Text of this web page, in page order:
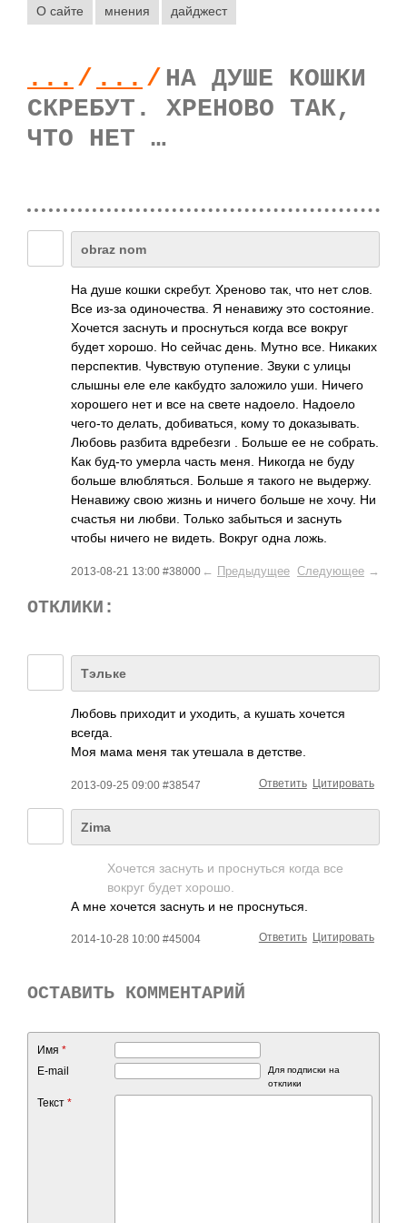
О сайте мнения дайджест
... / ... / НА ДУШЕ КОШКИ
СКРЕБУТ. ХРЕНОВО ТАК,
ЧТО НЕТ …
obraz nom
На душе кошки скребут. Хреново так, что нет слов.
Все из-за одиночества. Я ненавижу это состояние.
Хочется заснуть и проснуться когда все вокруг
будет хорошо. Но сейчас день. Мутно все. Никаких
перспектив. Чувствую отупение. Звуки с улицы
слышны еле еле какбудто заложило уши. Ничего
хорошего нет и все на свете надоело. Надоело
чего-то делать, добиваться, кому то доказывать.
Любовь разбита вдребезги . Больше ее не собрать.
Как буд-то умерла часть меня. Никогда не буду
больше влюбляться. Больше я такого не выдержу.
Ненавижу свою жизнь и ничего больше не хочу. Ни
счастья ни любви. Только забыться и заснуть
чтобы ничего не видеть. Вокруг одна ложь.
2013-08-21 13:00 #38000 ← Предыдущее Следующее →
ОТКЛИКИ:
Тэльке
Любовь приходит и уходить, а кушать хочется
всегда.
Моя мама меня так утешала в детстве.
2013-09-25 09:00 #38547 Цитировать
Ответить
Zima
Хочется заснуть и проснуться когда все
вокруг будет хорошо.
А мне хочется заснуть и не проснуться.
2014-10-28 10:00 #45004 Цитировать
Ответить
ОСТАВИТЬ КОММЕНТАРИЙ
Имя *
E-mail
Для подписки на
отклики
Текст *